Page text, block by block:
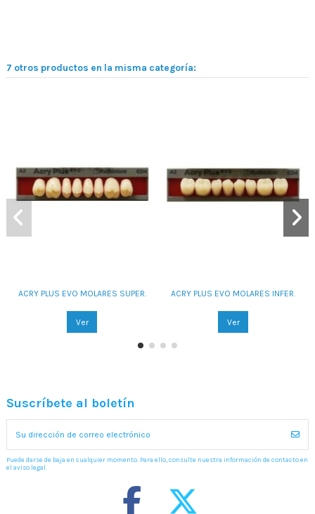
7 otros productos en la misma categoría:
ACRY PLUS EVO MOLARES SUPER.
Ver
ACRY PLUS EVO MOLARES INFER.
Ver
Suscríbete al boletín
Puede darse de baja en cualquier momento. Para ello, consulte nuestra información de contacto en
el aviso legal.